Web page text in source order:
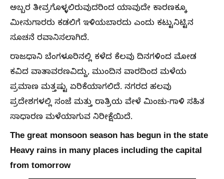
ಅಬ್ಬರ ತೀವ್ರಗೊಳ್ಳಲಿರುವುದರಿಂದ ಯಾವುದೇ ಕಾರಣಕ್ಕೂ
ಮೀನುಗಾರರು ಕಡಲಿಗೆ ಇಳಿಯಬಾರದು ಎಂದು ಕಟ್ಟುನಿಟ್ಟಿನ
ಸೂಚನೆ ರವಾನಿಸಲಾಗಿದೆ.
ರಾಜಧಾನಿ ಬೆಂಗಳೂರಿನಲ್ಲಿ ಕಳೆದ ಕೆಲವು ದಿನಗಳಿಂದ ಮೋಡ
ಕವಿದ ವಾತಾವರಣವಿದ್ದು, ಮುಂದಿನ ವಾರದಿಂದ ಮಳೆಯ
ಪ್ರಮಾಣ ಮತ್ತಷ್ಟು ಏರಿಕೆಯಾಗಲಿದೆ. ನಗರದ ಹಲವು
ಪ್ರದೇಶಗಳಲ್ಲಿ ಸಂಜೆ ಮತ್ತು ರಾತ್ರಿಯ ವೇಳೆ ಮಿಂಚು-ಗಾಳಿ ಸಹಿತ
ಸಾಧಾರಣ ಮಳೆಯಾಗುವ ನಿರೀಕ್ಷೆಯಿದೆ.
The great monsoon season has begun in the state
Heavy rains in many places including the capital
from tomorrow